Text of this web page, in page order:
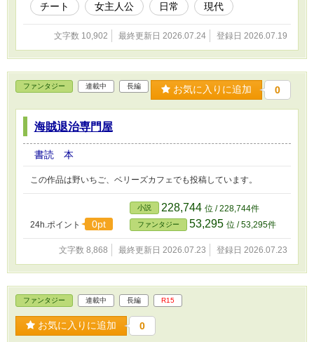
チート 女主人公 日常 現代
文字数 10,902 最終更新日 2026.07.24 登録日 2026.07.19
ファンタジー 連載中 長編 お気に入りに追加 0
海賊退治専門屋
書読 本
この作品は野いちご、ベリーズカフェでも投稿しています。
24h.ポイント 0pt
小説 228,744 位 / 228,744件
ファンタジー 53,295 位 / 53,295件
文字数 8,868 最終更新日 2026.07.23 登録日 2026.07.23
ファンタジー 連載中 長編 R15
お気に入りに追加 0